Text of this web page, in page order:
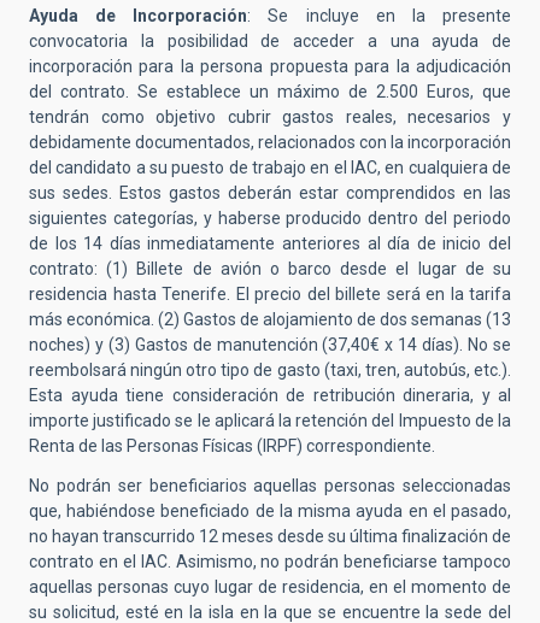
Ayuda de Incorporación: Se incluye en la presente
convocatoria la posibilidad de acceder a una ayuda de
incorporación para la persona propuesta para la adjudicación
del contrato. Se establece un máximo de 2.500 Euros, que
tendrán como objetivo cubrir gastos reales, necesarios y
debidamente documentados, relacionados con la incorporación
del candidato a su puesto de trabajo en el IAC, en cualquiera de
sus sedes. Estos gastos deberán estar comprendidos en las
siguientes categorías, y haberse producido dentro del periodo
de los 14 días inmediatamente anteriores al día de inicio del
contrato: (1) Billete de avión o barco desde el lugar de su
residencia hasta Tenerife. El precio del billete será en la tarifa
más económica. (2) Gastos de alojamiento de dos semanas (13
noches) y (3) Gastos de manutención (37,40€ x 14 días). No se
reembolsará ningún otro tipo de gasto (taxi, tren, autobús, etc.).
Esta ayuda tiene consideración de retribución dineraria, y al
importe justificado se le aplicará la retención del Impuesto de la
Renta de las Personas Físicas (IRPF) correspondiente.
No podrán ser beneficiarios aquellas personas seleccionadas
que, habiéndose beneficiado de la misma ayuda en el pasado,
no hayan transcurrido 12 meses desde su última finalización de
contrato en el IAC. Asimismo, no podrán beneficiarse tampoco
aquellas personas cuyo lugar de residencia, en el momento de
su solicitud, esté en la isla en la que se encuentre la sede del